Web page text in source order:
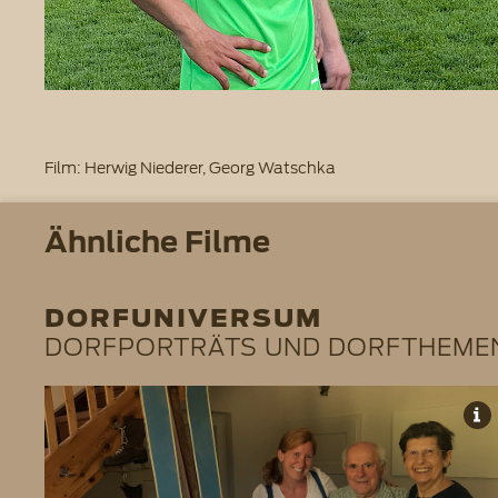
Film: Herwig Niederer, Georg Watschka
Ähnliche Filme
DORFUNIVERSUM
DORFPORTRÄTS UND